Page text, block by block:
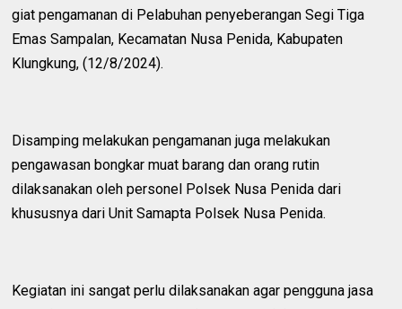
giat pengamanan di Pelabuhan penyeberangan Segi Tiga
Emas Sampalan, Kecamatan Nusa Penida, Kabupaten
Klungkung, (12/8/2024).
Disamping melakukan pengamanan juga melakukan
pengawasan bongkar muat barang dan orang rutin
dilaksanakan oleh personel Polsek Nusa Penida dari
khususnya dari Unit Samapta Polsek Nusa Penida.
Kegiatan ini sangat perlu dilaksanakan agar pengguna jasa